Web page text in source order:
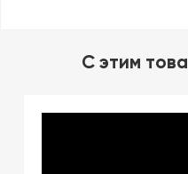
C этим